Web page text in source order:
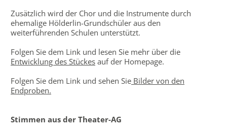
Zusätzlich wird der Chor und die Instrumente durch
ehemalige Hölderlin-Grundschüler aus den
weiterführenden Schulen unterstützt.
Folgen Sie dem Link und lesen Sie mehr über die
Entwicklung des Stückes auf der Homepage.
Folgen Sie dem Link und sehen Sie Bilder von den
Endproben.
Stimmen aus der Theater-AG